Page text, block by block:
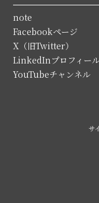
note
Facebookページ
X（旧Twitter）
LinkedInプロフィー
YouTubeチャンネル
サ